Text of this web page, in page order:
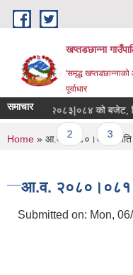
Skip to main content
खप्तडछान्ना
'समृद्ध खप्तडछान्नाको
पूर्वाधार
समाचारआ.व. २०८३|०८४ को बजेट,
Pages
You are here
Home » आ.व. २०८०।०८१ नीति
आ.व. २०८०।०८१
Submitted on: Mon,